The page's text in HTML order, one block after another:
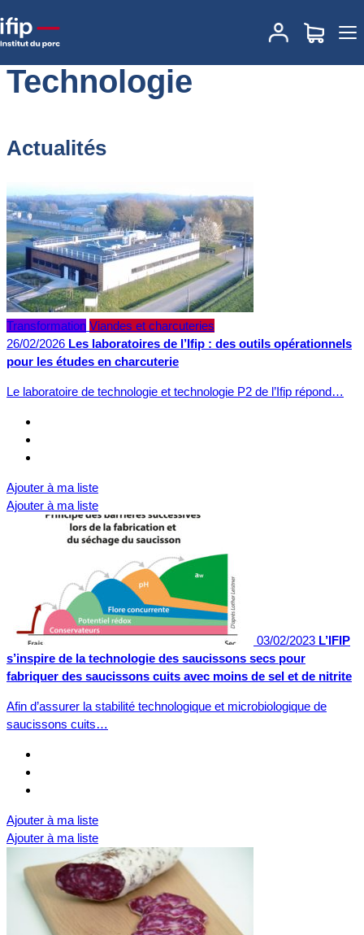
Accueil
Technologie
Actualités
Transformation Viandes et charcuteries
26/02/2026 Les laboratoires de l’Ifip : des outils opérationnels
pour les études en charcuterie
Le laboratoire de technologie et technologie P2 de l’Ifip répond…
Ajouter à ma liste
Ajouter à ma liste
03/02/2023 L’IFIP
s’inspire de la technologie des saucissons secs pour
fabriquer des saucissons cuits avec moins de sel et de nitrite
Afin d’assurer la stabilité technologique et microbiologique de
saucissons cuits…
Ajouter à ma liste
Ajouter à ma liste